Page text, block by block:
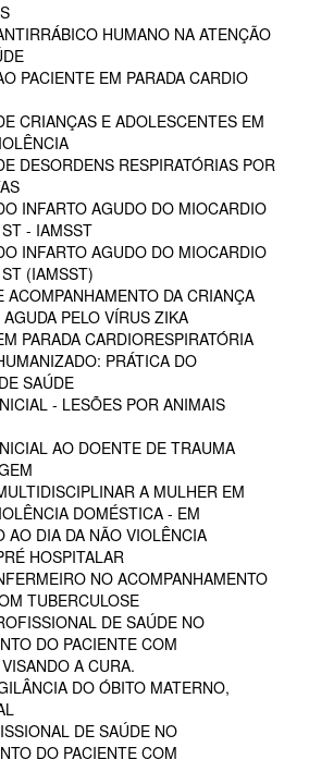
HUMANO NA ATENÇÃO
PACIENTE EM PARADA CARDIO
CRIANÇAS E ADOLESCENTES EM
DESORDENS RESPIRATÓRIAS POR
INFARTO AGUDO DO MIOCARDIO
- IAMSST
INFARTO AGUDO DO MIOCARDIO
(IAMSST)
ACOMPANHAMENTO DA CRIANÇA
PELO VÍRUS ZIKA
PARADA CARDIORESPIRATÓRIA
PRÁTICA DO
SAÚDE
- LESÕES POR ANIMAIS
AO DOENTE DE TRAUMA
A MULHER EM
DOMÉSTICA - EM
AO DIA DA NÃO VIOLÊNCIA
HOSPITALAR
NO ACOMPANHAMENTO
TUBERCULOSE
DE SAÚDE NO
DO PACIENTE COM
A CURA.
DO ÓBITO MATERNO,
DE SAÚDE NO
DO PACIENTE COM